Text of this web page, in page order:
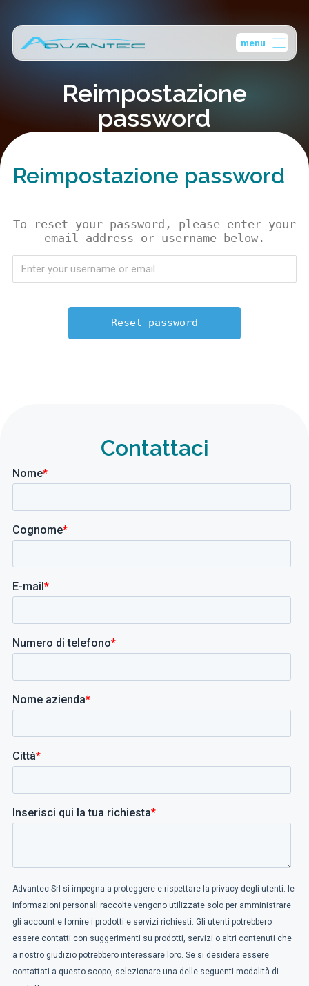
contenuto
menu
Reimpostazione
password
Reimpostazione password
To reset your password, please enter your
email address or username below.
Contattaci